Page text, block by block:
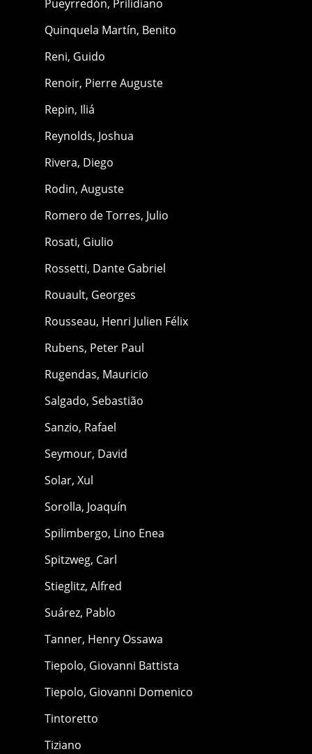
Pueyrredón, Prilidiano
Quinquela Martín, Benito
Reni, Guido
Renoir, Pierre Auguste
Repin, Iliá
Reynolds, Joshua
Rivera, Diego
Rodin, Auguste
Romero de Torres, Julio
Rosati, Giulio
Rossetti, Dante Gabriel
Rouault, Georges
Rousseau, Henri Julien Félix
Rubens, Peter Paul
Rugendas, Mauricio
Salgado, Sebastião
Sanzio, Rafael
Seymour, David
Solar, Xul
Sorolla, Joaquín
Spilimbergo, Lino Enea
Spitzweg, Carl
Stieglitz, Alfred
Suárez, Pablo
Tanner, Henry Ossawa
Tiepolo, Giovanni Battista
Tiepolo, Giovanni Domenico
Tintoretto
Tiziano